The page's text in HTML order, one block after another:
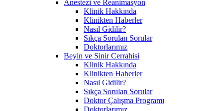
Anestezi ve Reanimasyon
Klinik Hakkında
Klinikten Haberler
Nasıl Gidilir?
Sıkça Sorulan Sorular
Doktorlarımız
Beyin ve Sinir Cerrahisi
Klinik Hakkında
Klinikten Haberler
Nasıl Gidilir?
Sıkça Sorulan Sorular
Doktor Çalışma Programı
Doktorlarımız